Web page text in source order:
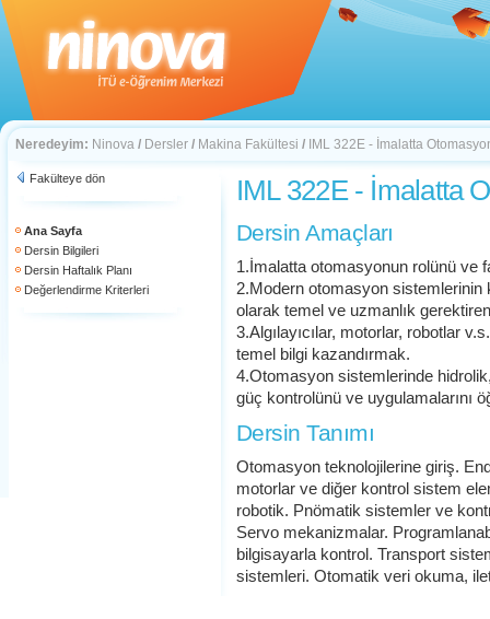
Neredeyim: Ninova / Dersler / Makina Fakültesi / IML 322E - İmalatta
Fakülteye dön
Ana Sayfa
Dersin Bilgileri
Dersin Haftalık Planı
Değerlendirme Kriterleri
IML 322E - İmalatta
Dersin Amaçları
1.İmalatta otomasyonun rolünü ve
2.Modern otomasyon sistemlerinin
olarak temel ve uzmanlık
3.Algılayıcılar, motorlar, robotlar
temel bilgi kazandırmak.
4.Otomasyon sistemlerinde
güç kontrolünü ve uygulamalarını
Dersin Tanımı
Otomasyon teknolojilerine giriş.
motorlar ve diğer kontrol sistem
robotik. Pnömatik sistemler ve
Servo mekanizmalar.
bilgisayarla kontrol. Transport
sistemleri. Otomatik veri okuma,